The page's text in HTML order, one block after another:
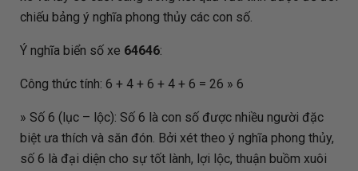
chiếu bảng ý nghĩa phong thủy các con số.
Ý nghĩa biển số xe 64646:
Công thức tính: 6 + 4 + 6 + 4 + 6 = 26 » 6
» Số 6 (lục – lộc): Số 6 là con số được nhiều người đặc
biệt ưa thích và săn đón. Bởi xét theo ý nghĩa phong thủy,
số 6 là đại diện cho sự tốt lành, lợi lộc, thuận buồm xuôi